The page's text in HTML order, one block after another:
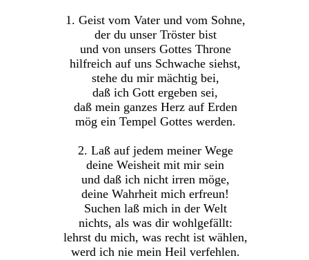
1. Geist vom Vater und vom Sohne,
der du unser Tröster bist
und von unsers Gottes Throne
hilfreich auf uns Schwache siehst,
stehe du mir mächtig bei,
daß ich Gott ergeben sei,
daß mein ganzes Herz auf Erden
mög ein Tempel Gottes werden.
2. Laß auf jedem meiner Wege
deine Weisheit mit mir sein
und daß ich nicht irren möge,
deine Wahrheit mich erfreun!
Suchen laß mich in der Welt
nichts, als was dir wohlgefällt:
lehrst du mich, was recht ist wählen,
werd ich nie mein Heil verfehlen.